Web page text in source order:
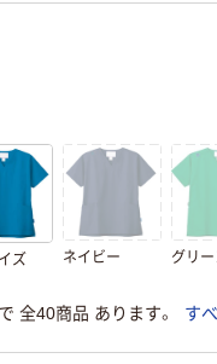
ズ ネイビー グリー
で 全40商品 あります。
す